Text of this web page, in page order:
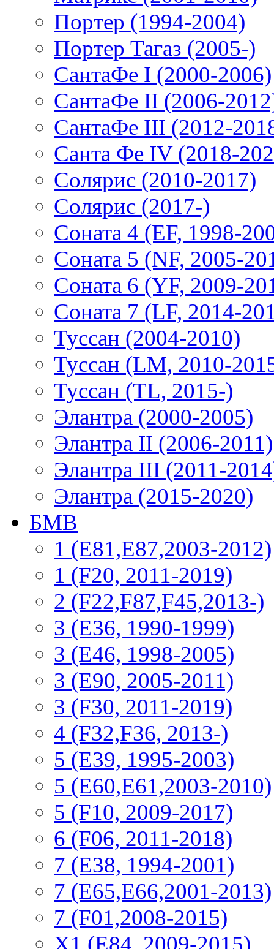
Портер (1994-2004)
Портер Тагаз (2005-)
СантаФе I (2000-2006)
СантаФе II (2006-
СантаФе III (2012-
Санта Фе IV (2018-
Солярис (2010-2017)
Солярис (2017-)
Соната 4 (EF, 1998-
Соната 5 (NF, 2005-
Соната 6 (YF, 2009-
Соната 7 (LF, 2014-
Туссан (2004-2010)
Туссан (LM, 2010-
Туссан (TL, 2015-)
Элантра (2000-2005)
Элантра II (2006-2011)
Элантра III (2011-
Элантра (2015-2020)
БМВ
1 (E81,E87,2003-2012)
1 (F20, 2011-2019)
2 (F22,F87,F45,2013-)
3 (Е36, 1990-1999)
3 (E46, 1998-2005)
3 (E90, 2005-2011)
3 (F30, 2011-2019)
4 (F32,F36, 2013-)
5 (E39, 1995-2003)
5 (E60,E61,2003-2010)
5 (F10, 2009-2017)
6 (F06, 2011-2018)
7 (E38, 1994-2001)
7 (E65,E66,2001-2013)
7 (F01,2008-2015)